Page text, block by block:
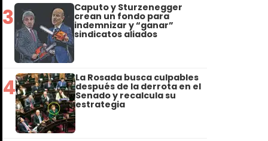
3 Caputo y Sturzenegger
crean un fondo para
indemnizar y “ganar”
sindicatos aliados
4 La Rosada busca culpables
después de la derrota en el
Senado y recalcula su
estrategia